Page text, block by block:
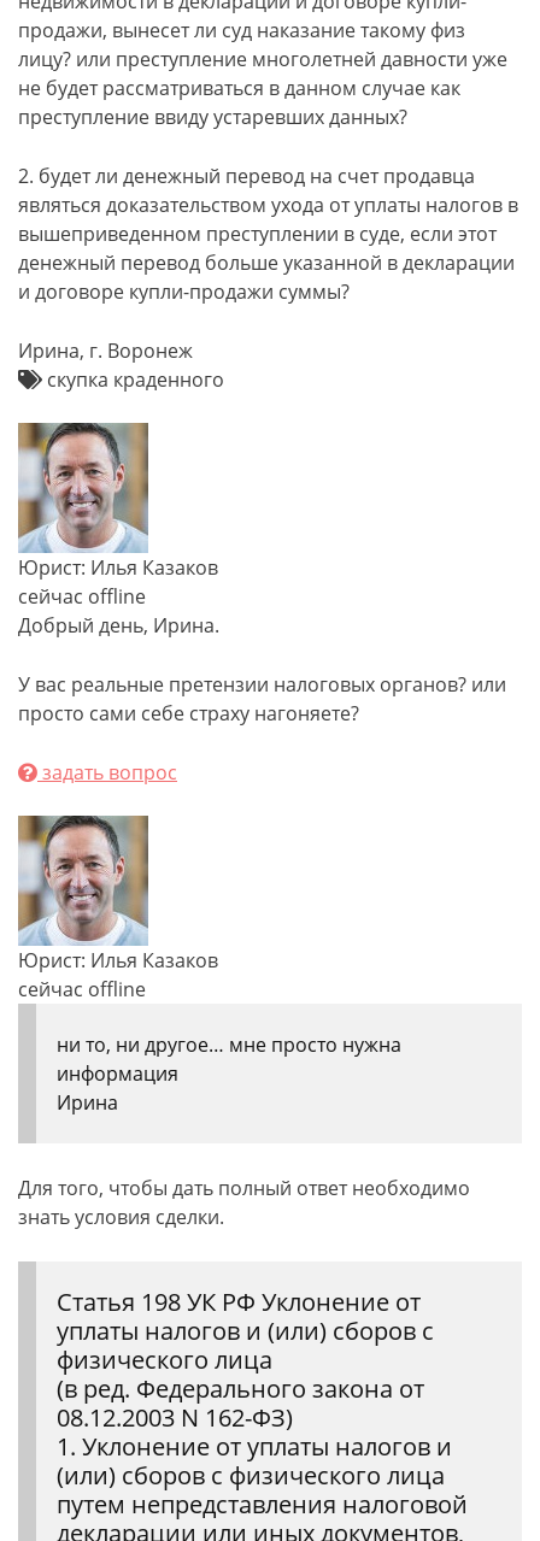
продажи, вынесет ли суд наказание такому физ
лицу? или преступление многолетней давности уже
не будет рассматриваться в данном случае как
преступление ввиду устаревших данных?
2. будет ли денежный перевод на счет продавца
являться доказательством ухода от уплаты налогов в
вышеприведенном преступлении в суде, если этот
денежный перевод больше указанной в декларации
и договоре купли-продажи суммы?
Ирина, г. Воронеж
скупка краденного
Юрист: Илья Казаков
сейчас offline
Добрый день, Ирина.
У вас реальные претензии налоговых органов? или
просто сами себе страху нагоняете?
задать вопрос
Юрист: Илья Казаков
сейчас offline
ни то, ни другое… мне просто нужна
информация
Ирина
Для того, чтобы дать полный ответ необходимо
знать условия сделки.
Статья 198 УК РФ Уклонение от
уплаты налогов и (или) сборов с
физического лица
(в ред. Федерального закона от
08.12.2003 N 162-ФЗ)
1. Уклонение от уплаты налогов и
(или) сборов с физического лица
путем непредставления налоговой
декларации или иных документов,